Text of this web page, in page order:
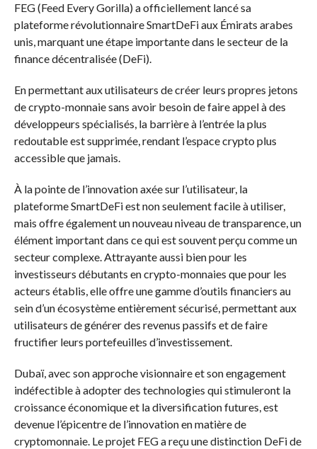
FEG (Feed Every Gorilla) a officiellement lancé sa
plateforme révolutionnaire SmartDeFi aux Émirats arabes
unis, marquant une étape importante dans le secteur de la
finance décentralisée (DeFi).
En permettant aux utilisateurs de créer leurs propres jetons
de crypto-monnaie sans avoir besoin de faire appel à des
développeurs spécialisés, la barrière à l’entrée la plus
redoutable est supprimée, rendant l’espace crypto plus
accessible que jamais.
À la pointe de l’innovation axée sur l’utilisateur, la
plateforme SmartDeFi est non seulement facile à utiliser,
mais offre également un nouveau niveau de transparence, un
élément important dans ce qui est souvent perçu comme un
secteur complexe. Attrayante aussi bien pour les
investisseurs débutants en crypto-monnaies que pour les
acteurs établis, elle offre une gamme d’outils financiers au
sein d’un écosystème entièrement sécurisé, permettant aux
utilisateurs de générer des revenus passifs et de faire
fructifier leurs portefeuilles d’investissement.
Dubaï, avec son approche visionnaire et son engagement
indéfectible à adopter des technologies qui stimuleront la
croissance économique et la diversification futures, est
devenue l’épicentre de l’innovation en matière de
cryptomonnaie. Le projet FEG a reçu une distinction DeFi de